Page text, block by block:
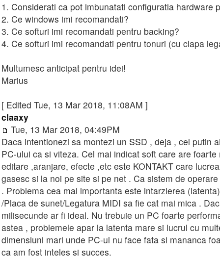
1. Considerati ca pot imbunatati configuratia hardware
2. Ce windows imi recomandati?
3. Ce softuri imi recomandati pentru backing?
4. Ce softuri imi recomandati pentru tonuri (cu clapa
Multumesc anticipat pentru idei!
Marius
[ Edited Tue, 13 Mar 2018, 11:08AM ]
claaxy
Tue, 13 Mar 2018, 04:49PM
Daca intentionezi sa montezi un SSD , deja , cel putin
PC-ului ca si viteza. Cel mai indicat soft care are
editare ,aranjare, efecte ,etc este KONTAKT care
gasesc si la noi pe site si pe net . Ca sistem de
. Problema cea mai importanta este intarzierea
/Placa de sunet/Legatura MIDI sa fie cat mai mica .
milisecunde ar fi ideal. Nu trebuie un PC foarte
astea , problemele apar la latenta mare si lucrul cu
dimensiuni mari unde PC-ul nu face fata si mananca
ca am fost inteles si succes.